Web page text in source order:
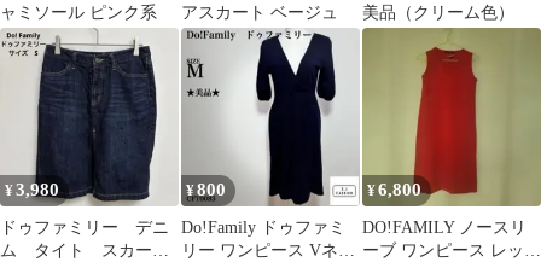
ャミソール ピンク系
アスカート ベージュ
美品（クリーム色）
¥3,980
ドゥファミリー デニ
ム タイト スカー
¥800
Do!Family ドゥファミ
リー ワンピース Vネッ
¥6,800
DO!FAMILY ノースリ
ーブ ワンピース レッド